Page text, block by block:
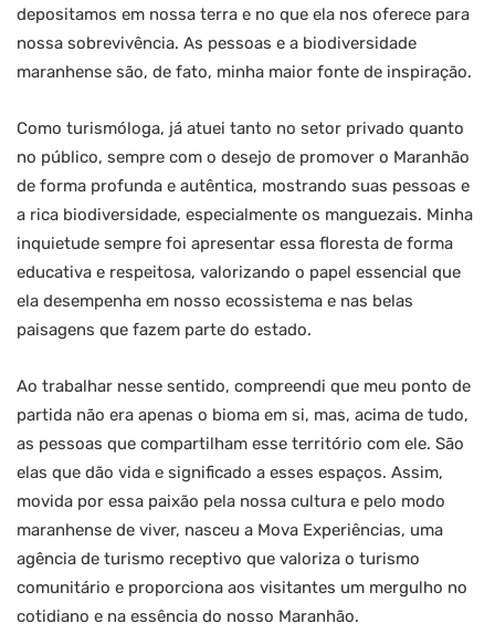
depositamos em nossa terra e no que ela nos oferece para
nossa sobrevivência. As pessoas e a biodiversidade
maranhense são, de fato, minha maior fonte de inspiração.
Como turismóloga, já atuei tanto no setor privado quanto
no público, sempre com o desejo de promover o Maranhão
de forma profunda e autêntica, mostrando suas pessoas e
a rica biodiversidade, especialmente os manguezais. Minha
inquietude sempre foi apresentar essa floresta de forma
educativa e respeitosa, valorizando o papel essencial que
ela desempenha em nosso ecossistema e nas belas
paisagens que fazem parte do estado.
Ao trabalhar nesse sentido, compreendi que meu ponto de
partida não era apenas o bioma em si, mas, acima de tudo,
as pessoas que compartilham esse território com ele. São
elas que dão vida e significado a esses espaços. Assim,
movida por essa paixão pela nossa cultura e pelo modo
maranhense de viver, nasceu a Mova Experiências, uma
agência de turismo receptivo que valoriza o turismo
comunitário e proporciona aos visitantes um mergulho no
cotidiano e na essência do nosso Maranhão.